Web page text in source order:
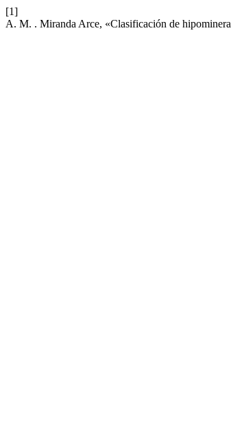
[1]
A. M. . Miranda Arce, «Clasificación de